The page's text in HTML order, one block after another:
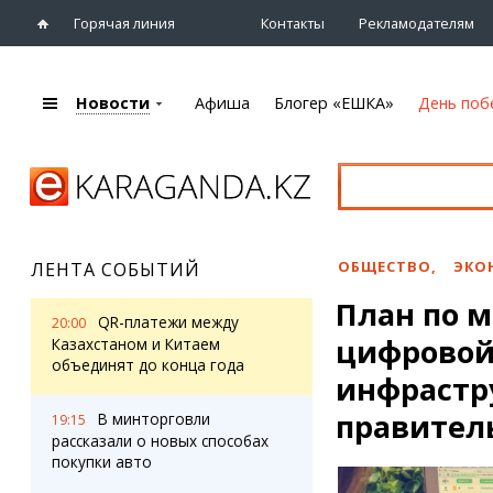
Горячая линия Контакты Рекламодателям
Караганды
eTV
Рассылка новостей
Персоны
Афиша
Театры
Спорт
Выставки
Цирк и зоопарк
Блогер «ЕШКА»
Лента блогера
Карты
Web-камеры
Новости Афиша Блогер «ЕШКА» День
ЛЕНТА СОБЫТИЙ
20:00
QR-платежи между
Казахстаном и Китаем
объединят до конца года
19:15
В минторговли
рассказали о новых способах
покупки авто
ОБЩЕСТВО,
План по